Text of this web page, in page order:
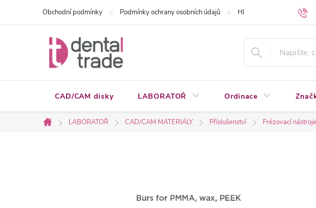
Obchodní podmínky Podmínky ochrany osobních údajů Hledáte a nenacházíte?
CAD/CAM disky LABORATOŘ Ordinace
Domů
LABORATOŘ CAD/CAM MATERIÁLY Příslušenství Frézovací